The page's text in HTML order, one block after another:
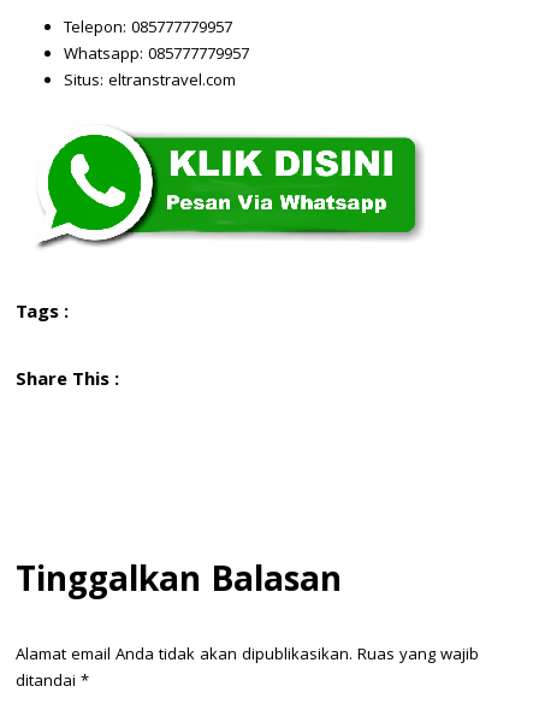
Telepon: 085777779957
Whatsapp: 085777779957
Situs: eltranstravel.com
Tags :
Share This :
Tinggalkan Balasan
Alamat email Anda tidak akan dipublikasikan. Ruas yang wajib
ditandai *